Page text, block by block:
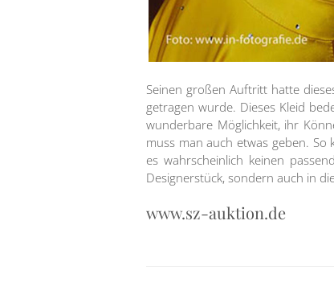
Seinen großen Auftritt hatte
getragen wurde. Dieses Kleid
wunderbare Möglichkeit, ihr
muss man auch etwas geben.
es wahrscheinlich keinen
Designerstück, sondern auch in
www.sz-auktion.de